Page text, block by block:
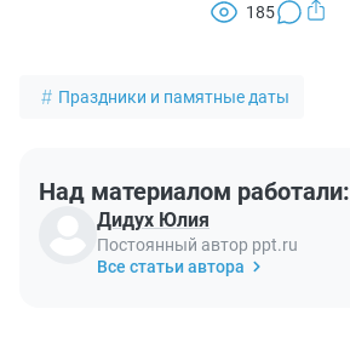
185
Праздники и памятные даты
Над материалом работали:
Дидух Юлия
Постоянный автор ppt.ru
Все статьи автора